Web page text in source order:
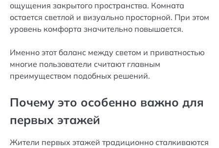
ощущения закрытого пространства. Комната
остается светлой и визуально просторной. При этом
уровень комфорта значительно повышается.
Именно этот баланс между светом и приватностью
многие пользователи считают главным
преимуществом подобных решений.
Почему это особенно важно для
первых этажей
Жители первых этажей традиционно сталкиваются